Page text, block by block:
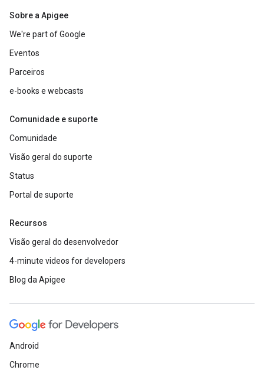
Sobre a Apigee
We're part of Google
Eventos
Parceiros
e-books e webcasts
Comunidade e suporte
Comunidade
Visão geral do suporte
Status
Portal de suporte
Recursos
Visão geral do desenvolvedor
4-minute videos for developers
Blog da Apigee
Android
Chrome